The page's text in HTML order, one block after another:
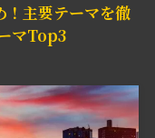
主要テーマを徹
マTop3